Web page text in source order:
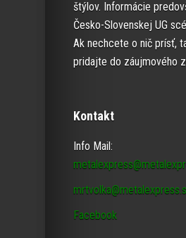
štýlov. Informácie
Česko-Slovenskej UG
Ak nechcete o nič prísť,
pridajte do záujmového
Kontakt
Info Mail:
Facebook